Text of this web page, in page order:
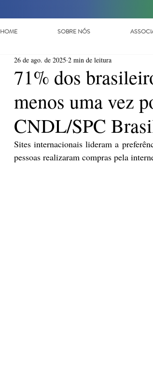
HOME SOBRE NÓS
71% dos
menos uma vez
CNDL/SPC
26 de ago. de 2025 2 min de leitura
Sites internacionais lideram a
pessoas realizaram compras pela